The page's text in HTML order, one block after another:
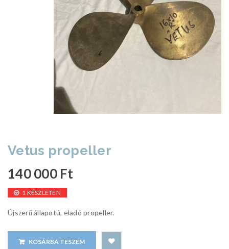
Vetus propeller
140 000 Ft
1 KÉSZLETEN
Újszerű állapotú, eladó propeller.
KOSÁRBA TESZEM